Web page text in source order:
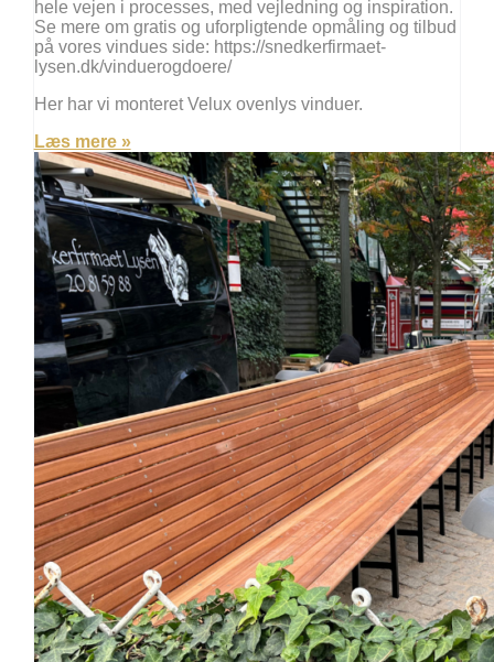
hele vejen i processes, med vejledning og inspiration.
Se mere om gratis og uforpligtende opmåling og tilbud
på vores vindues side: https://snedkerfirmaet-
lysen.dk/vinduerogdoere/
Her har vi monteret Velux ovenlys vinduer.
Læs mere »